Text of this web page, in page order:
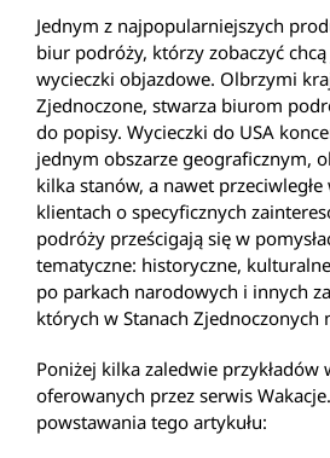
Jednym z najpopularniejszych
biur podróży, którzy zobaczyć
wycieczki objazdowe. Olbrzymi
Zjednoczone, stwarza biurom
do popisy. Wycieczki do USA
jednym obszarze geograficznym,
kilka stanów, a nawet
klientach o specyficznych
podróży prześcigają się w
tematyczne: historyczne,
po parkach narodowych i innych
których w Stanach Zjednoczonych
Poniżej kilka zaledwie przykładów
oferowanych przez serwis
powstawania tego artykułu: